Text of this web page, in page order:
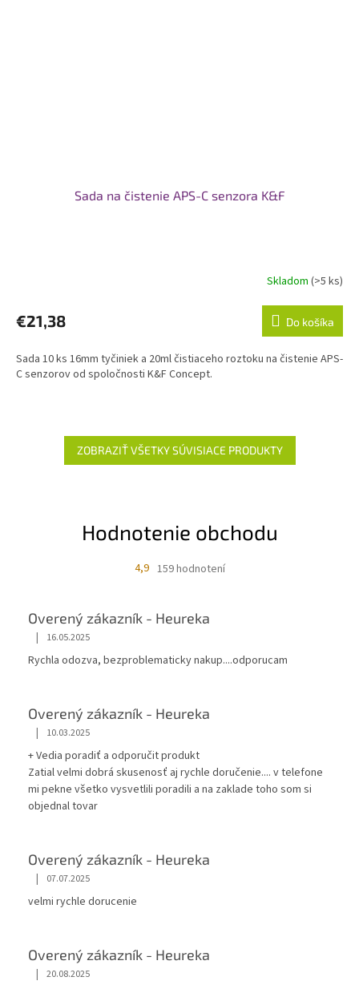
Sada na čistenie APS-C senzora K&F
Skladom (>5 ks)
€21,38 Do košíka
Sada 10 ks 16mm tyčiniek a 20ml čistiaceho roztoku na čistenie APS-
C senzorov od spoločnosti K&F Concept.
ZOBRAZIŤ VŠETKY SÚVISIACE PRODUKTY
Hodnotenie obchodu
4,9 159 hodnotení
Overený zákazník - Heureka
| 16.05.2025
Rychla odozva, bezproblematicky nakup....odporucam
Overený zákazník - Heureka
| 10.03.2025
+ Vedia poradiť a odporučit produkt
Zatial velmi dobrá skusenosť aj rychle doručenie.... v telefone
mi pekne všetko vysvetlili poradili a na zaklade toho som si
objednal tovar
Overený zákazník - Heureka
| 07.07.2025
velmi rychle dorucenie
Overený zákazník - Heureka
| 20.08.2025